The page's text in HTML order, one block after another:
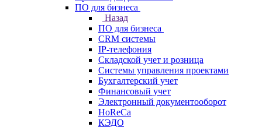
ПО для бизнеса
Назад
ПО для бизнеса
CRM системы
IP-телефония
Складской учет и розница
Системы управления проектами
Бухгалтерский учет
Финансовый учет
Электронный документооборот
HoReCa
КЭДО